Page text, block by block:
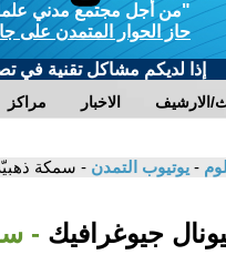
"من أجل مجتمع مدني
حاز الحوار المتمدن على
إذا لديكم مشاكل تقنية في
مراكز الاخبار الارشيف
- يوتيوب التمدن - سمكة ذهبيّة بوزن 272 كلغ | أسماك متوحشة |
جيوغرافيك